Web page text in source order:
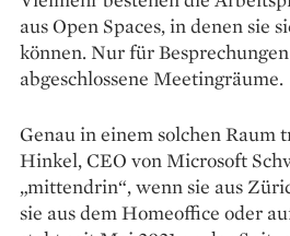
aus Open Spaces, in denen sie
können. Nur für
abgeschlossene Meetingräume.
Genau in einem solchen Raum
Hinkel, CEO von Microsoft
„mittendrin“, wenn sie aus
sie aus dem Home­office oder